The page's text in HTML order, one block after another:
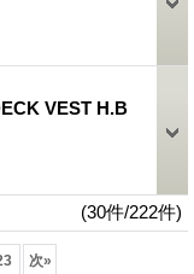
VEST H.B
(30件/222件)
次»